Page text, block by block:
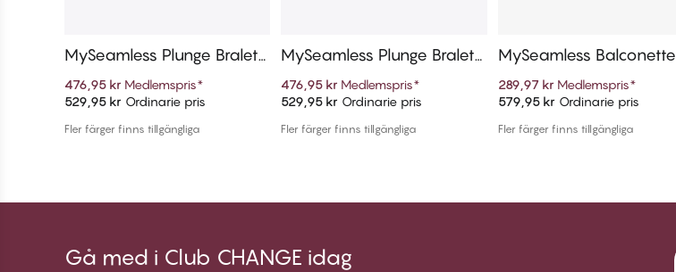
Lägg till i varukorg
MySeamless Plunge Bralett
476,95 kr Medlemspris*
529,95 kr Ordinarie pris
Fler färger finns tillgängliga
Lägg till i varukorg
MySeamless Plunge Bralett
476,95 kr Medlemspris*
529,95 kr Ordinarie pris
Fler färger finns tillgängliga
Lägg till i varukorg
MySeamless Balconette
289,97 kr Medlemspris*
579,95 kr Ordinarie pris
Fler färger finns tillgängliga
Gå med i Club CHANGE idag